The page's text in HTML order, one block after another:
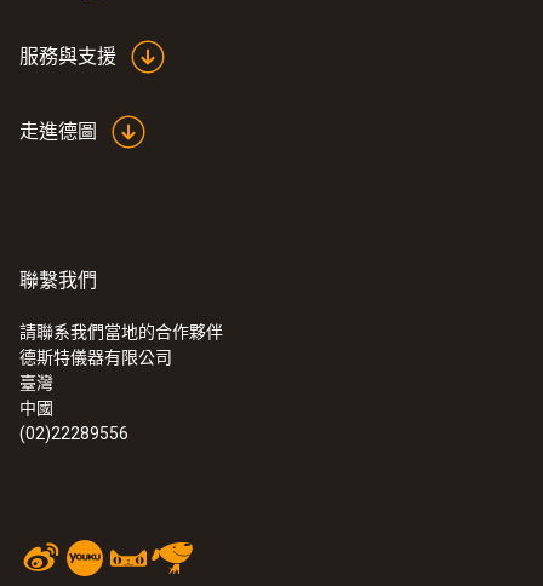
服務與支援
走進德圖
聯繫我們
請聯系我們當地的合作夥伴
德斯特儀器有限公司
臺灣
中國
(02)22289556